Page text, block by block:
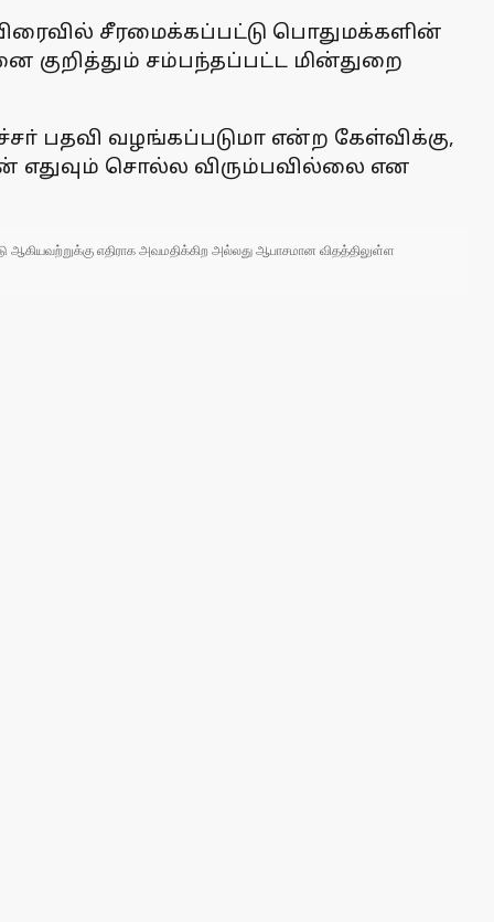
சீரமைக்கப்பட்டு பொதுமக்களின்
குறித்தும் சம்பந்தப்பட்ட மின்துறை
பதவி வழங்கப்படுமா என்ற கேள்விக்கு,
எதுவும் சொல்ல விரும்பவில்லை என
ஆகியவற்றுக்கு எதிராக அவமதிக்கிற அல்லது ஆபாசமான விதத்திலுள்ள